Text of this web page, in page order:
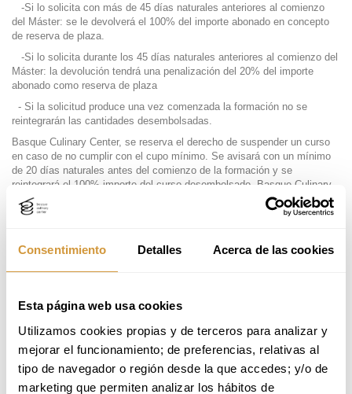
Consentimiento Detalles Acerca de las cookies
Esta página web usa cookies
Utilizamos cookies propias y de terceros para analizar y
mejorar el funcionamiento; de preferencias, relativas al
tipo de navegador o región desde la que accedes; y/o de
marketing que permiten analizar los hábitos de
-Si lo solicita con más de 45 días naturales anteriores al comienzo
del Máster: se le devolverá el 100% del importe abonado en concepto
de reserva de plaza.
-Si lo solicita durante los 45 días naturales anteriores al comienzo del
Máster: la devolución tendrá una penalización del 20% del importe
abonado como reserva de plaza
- Si la solicitud produce una vez comenzada la formación no se
reintegrarán las cantidades desembolsadas.
Basque Culinary Center, se reserva el derecho de suspender un curso
en caso de no cumplir con el cupo mínimo. Se avisará con un mínimo
de 20 días naturales antes del comienzo de la formación y se
reintegrará el 100% importe del curso desembolsado. Basque Culinary
Center, no se hará cargo de los gastos derivados como consecuencia
de esta cancelación (desplazamiento, alojamiento, etc)
PROGRAMAS DE ESPECIALIZACIÓN/CURSOS
sea admitida o quede en estado de reserva.
plaza:
-Si lo solicita con más de 30 días naturales anteriores al comienzo
del Curso de especialización o experto: se le devolverá el 100% del
importe abonado (excepto los 150€ de la tasa de solicitud).